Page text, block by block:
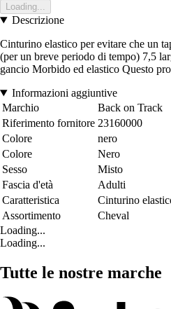
Loading...
Descrizione
Cinturino elastico per evitare che un
(per un breve periodo di tempo) 7,5
gancio Morbido ed elastico Questo
Informazioni aggiuntive
Marchio
Back on Track
Riferimento fornitore 23160000
Colore
nero
Colore
Nero
Sesso
Misto
Fascia d'età
Adulti
Caratteristica
Cinturino
Assortimento
Cheval
Loading...
Loading...
Tutte le nostre marche